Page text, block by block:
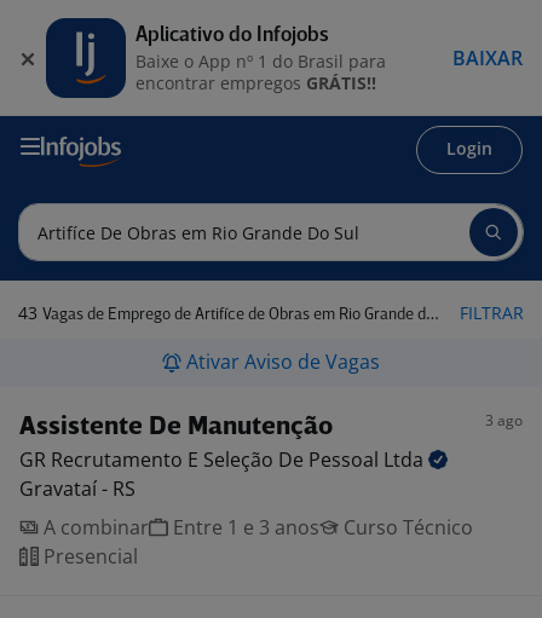
Login
43 Vagas de Emprego de Artifíce de Obras em Rio Grande do Sul FILTRAR
Ativar Aviso de Vagas
Assistente De Manutenção 3 ago
GR Recrutamento E Seleção De Pessoal Ltda
Gravataí - RS
A combinar
Entre 1 e 3 anos
Curso Técnico
Presencial
Aplicativo do Infojobs
Baixe o App nº 1 do Brasil para
encontrar empregos GRÁTIS!!
BAIXAR